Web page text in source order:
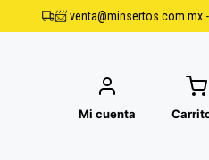
al
📨venta@minsertos.com.mx -
Mi cuenta